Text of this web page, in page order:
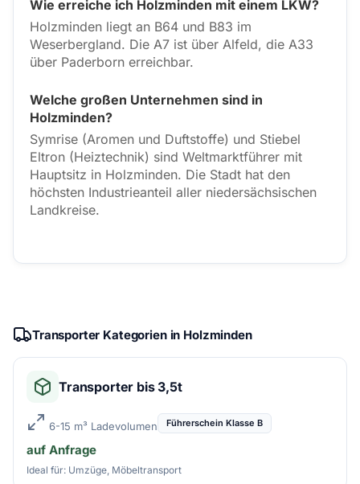
Wie erreiche ich Holzminden mit einem LKW?
Holzminden liegt an B64 und B83 im
Weserbergland. Die A7 ist über Alfeld, die A33
über Paderborn erreichbar.
Welche großen Unternehmen sind in
Holzminden?
Symrise (Aromen und Duftstoffe) und Stiebel
Eltron (Heiztechnik) sind Weltmarktführer mit
Hauptsitz in Holzminden. Die Stadt hat den
höchsten Industrieanteil aller niedersächsischen
Landkreise.
Transporter Kategorien in Holzminden
Transporter bis 3,5t
6-15 m³ Ladevolumen Führerschein Klasse B
auf Anfrage
Ideal für: Umzüge, Möbeltransport